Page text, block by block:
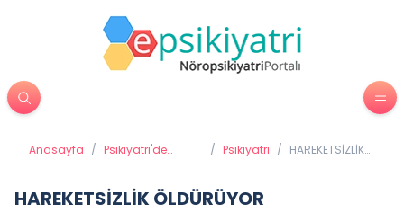
Anasayfa / Psikiyatri'de
/ Psikiyatri / HAREKETSİZLİK
HAREKETSİZLİK ÖLDÜRÜYOR